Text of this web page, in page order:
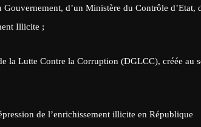
d’un Ministère du Contrôle d’Etat,
Illicite ;
la Lutte Contre la Corruption (DGLCC), créée au
de l’enrichissement illicite en République